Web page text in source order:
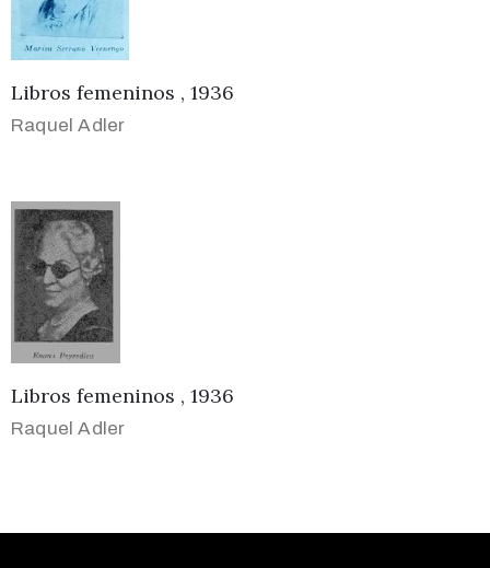
Libros femeninos , 1936
Raquel Adler
Libros femeninos , 1936
Raquel Adler